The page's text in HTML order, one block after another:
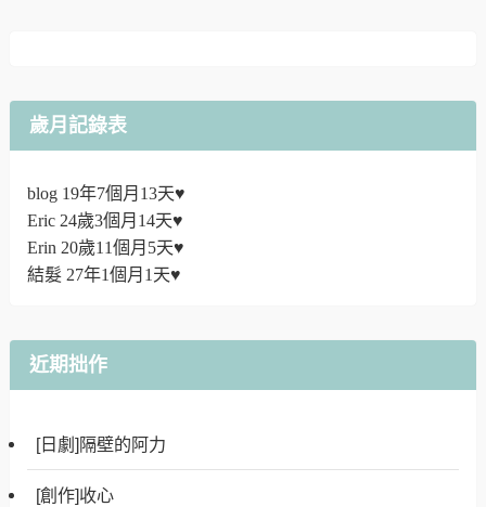
歲月記錄表
blog 19年7個月13天♥
Eric 24歲3個月14天♥
Erin 20歲11個月5天♥
結髮 27年1個月1天♥
近期拙作
[日劇]隔壁的阿力
[創作]收心